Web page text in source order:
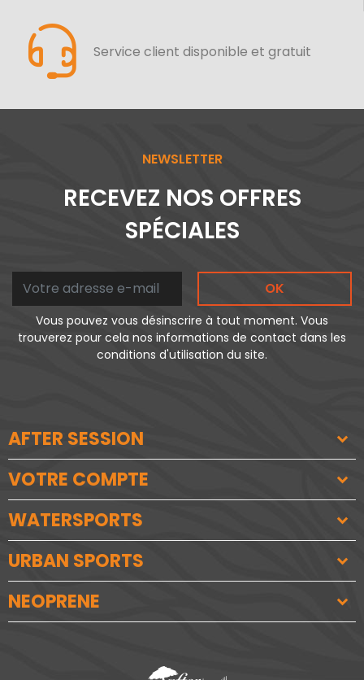
Service client disponible et gratuit
NEWSLETTER
RECEVEZ NOS OFFRES
SPÉCIALES
OK
Vous pouvez vous désinscrire à tout moment. Vous
trouverez pour cela nos informations de contact dans les
conditions d'utilisation du site.
AFTER SESSION
VOTRE COMPTE
WATERSPORTS
URBAN SPORTS
NEOPRENE